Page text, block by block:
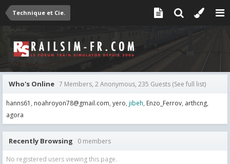
Technique et Cie.
Who's Online 7 Members, 2 Anonymous, 235 Guests (See full list)
hanns61 noahroyon78@gmail.com yero jibeh Enzo_Ferrov arthcng
agora
Recently Browsing 0 members
No registered users viewing this page.